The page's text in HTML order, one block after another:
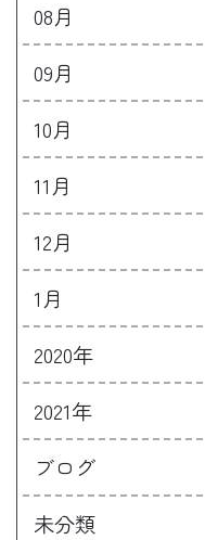
08月
09月
10月
11月
12月
1月
2020年
2021年
ブログ
未分類